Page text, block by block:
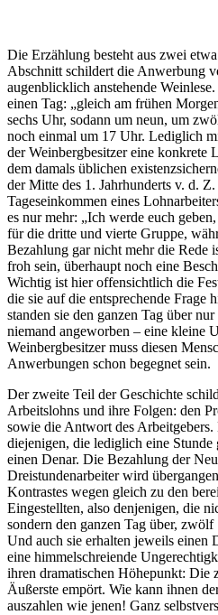
Die Erzählung besteht aus zwei
Abschnitt schildert die Anwerbung
augenblicklich anstehende
einen Tag: „gleich am frühen
sechs Uhr, sodann um neun, um
noch einmal um 17 Uhr. Lediglich
der Weinbergbesitzer eine konkrete
dem damals üblichen
der Mitte des 1. Jahrhunderts v. d.
Tageseinkommen eines
es nur mehr: „Ich werde euch
für die dritte und vierte Gruppe,
Bezahlung gar nicht mehr die Rede
froh sein, überhaupt noch eine
Wichtig ist hier offensichtlich die
die sie auf die entsprechende Frage
standen sie den ganzen Tag über
niemand angeworben – eine kleine
Weinbergbesitzer muss diesen
Anwerbungen schon begegnet sein.
Der zweite Teil der Geschichte
Arbeitslohns und ihre Folgen: den
sowie die Antwort des
diejenigen, die lediglich eine Stunde
einen Denar. Die Bezahlung der
Dreistundenarbeiter wird
Kontrastes wegen gleich zu den
Eingestellten, also denjenigen, die
sondern den ganzen Tag über,
Und auch sie erhalten jeweils einen
eine himmelschreiende
ihren dramatischen Höhepunkt: Die
Äußerste empört. Wie kann ihnen
auszahlen wie jenen! Ganz